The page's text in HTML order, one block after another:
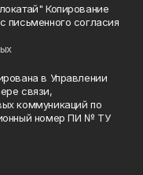
Копирование
письменного согласия
в Управлении
связи,
коммуникаций по
номер ПИ № ТУ